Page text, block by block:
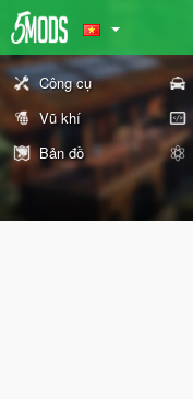
Công cụ
Vũ khí
Bản đồ